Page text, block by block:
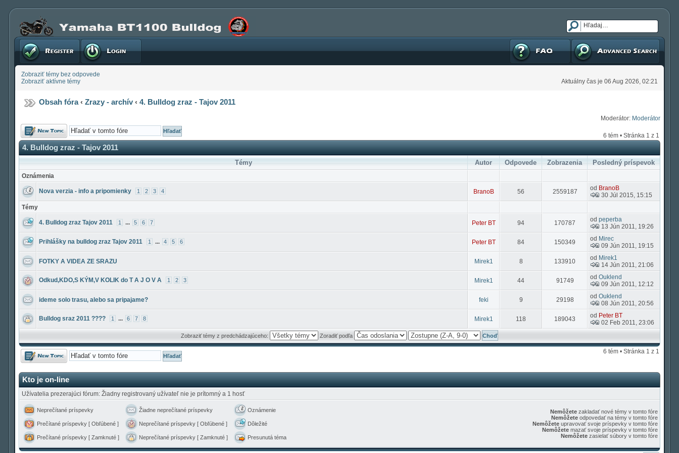
Registrovať Prihlásenie Pokročilé hľadanie
FAQ
Zobraziť témy bez odpovede
Zobraziť aktívne témy
Aktuálny čas je 06 Aug 2026, 02:21
Obsah fóra‹Zrazy - archív ‹4. Bulldog zraz - Tajov 2011
Moderátor: Moderátor
Odoslať novú
tému
6 tém • Stránka 1 z 1
4. Bulldog zraz - Tajov 2011
Témy Autor Odpovede Zobrazenia Posledný príspevok
Oznámenia
Nova verzia - info a pripomienky 1 2 3 4 BranoB 56 2559187 od BranoB
30 Júl 2015, 15:15
Témy
4. Bulldog zraz Tajov 2011 1 ... 5 6 7 Peter BT 94 170787 od peperba
13 Jún 2011, 19:26
Prihlášky na bulldog zraz Tajov 2011 1 ... 4 5 6 Peter BT 84 150349 od Mirec
09 Jún 2011, 19:15
FOTKY A VIDEA ZE SRAZU Mirek1 8 133910 od Mirek1
14 Jún 2011, 21:06
Odkud,KDO,S KÝM,V KOLIK do T A J O V A 1 2 3 Mirek1 44 91749 od Ouklend
09 Jún 2011, 12:12
ideme solo trasu, alebo sa pripajame? feki 9 29198 od Ouklend
08 Jún 2011, 20:56
Bulldog sraz 2011 ???? 1 ... 6 7 8 Mirek1 118 189043 od Peter BT
02 Feb 2011, 23:06
Zobraziť témy z predchádzajúceho: Zoradiť podľa
Odoslať novú
tému
6 tém • Stránka 1 z 1
Kto je on-line
Užívatelia prezerajúci fórum: Žiadny registrovaný užívateľ nie je prítomný a 1 hosť
Neprečítané príspevky Žiadne neprečítané príspevky Oznámenie
Prečítané príspevky [ Obľúbené ] Neprečítané príspevky [ Obľúbené ] Dôležité
Prečítané príspevky [ Zamknuté ] Neprečítané príspevky [ Zamknuté ] Presunutá téma
Nemôžete zakladať nové témy v tomto fóre
Nemôžete odpovedať na témy v tomto fóre
Nemôžete upravovať svoje príspevky v tomto fóre
Nemôžete mazať svoje príspevky v tomto fóre
Nemôžete zasielať súbory v tomto fóre